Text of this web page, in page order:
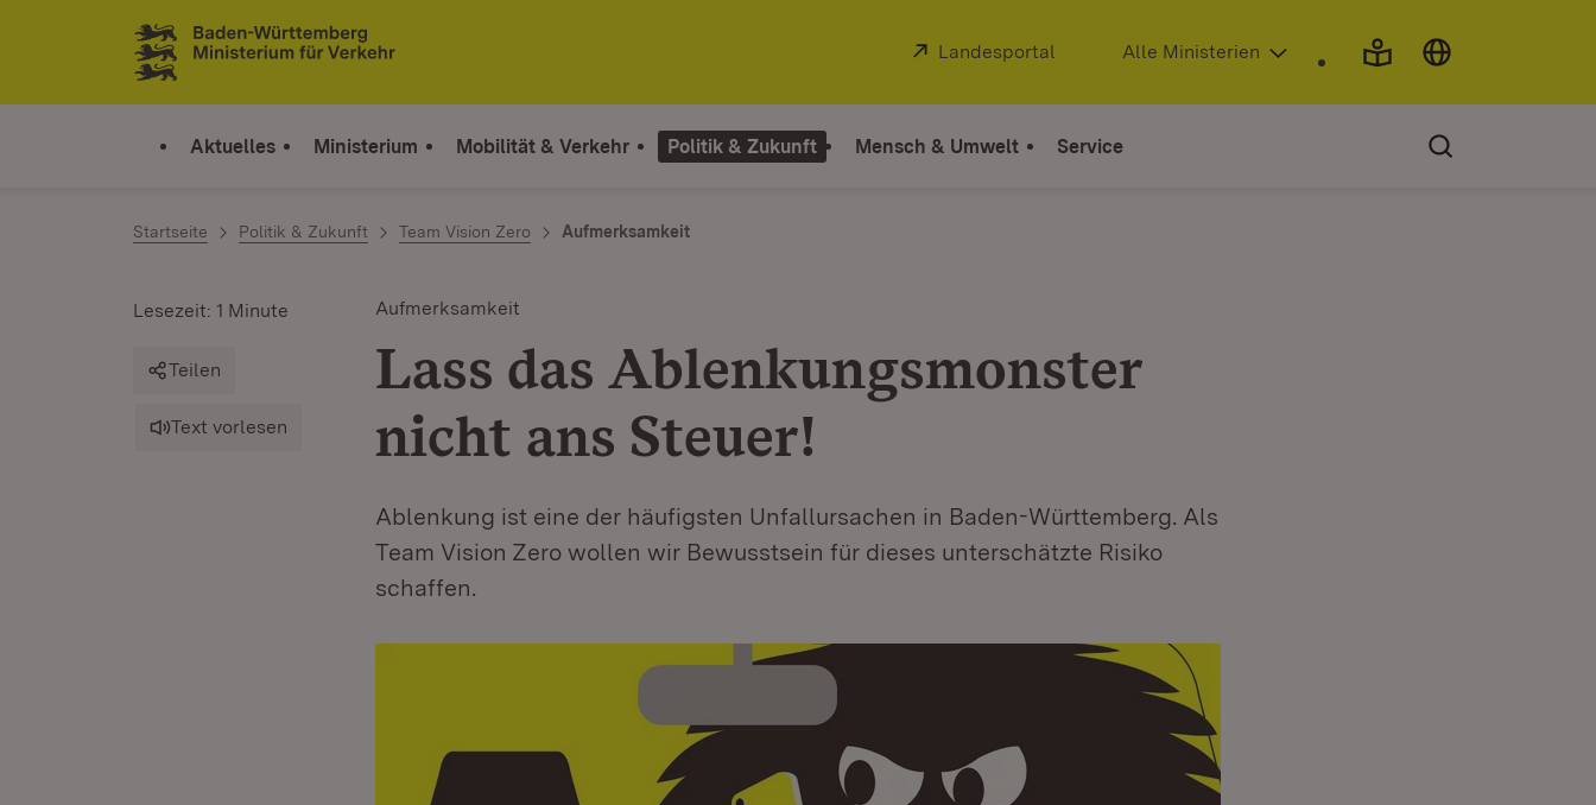
Zum Inhalt springen
Link zur Startseite
Extern:
Landesportal (Öffnet in neuem Fenster)
Alle Ministerien
Aktuelles Ministerium Mobilität & Verkehr Politik & Zukunft Mensch & Umwelt Service
Startseite Politik & Zukunft Team Vision Zero Aufmerksamkeit
Aufmerksamkeit
Lass das Ablenkungsmonster
nicht ans Steuer!
Ablenkung ist eine der häufigsten Unfallursachen in Baden-Württemberg. Als
Team Vision Zero wollen wir Bewusstsein für dieses unterschätzte Risiko
schaffen.
Lesezeit: 1 Minute
Teilen
Text vorlesen